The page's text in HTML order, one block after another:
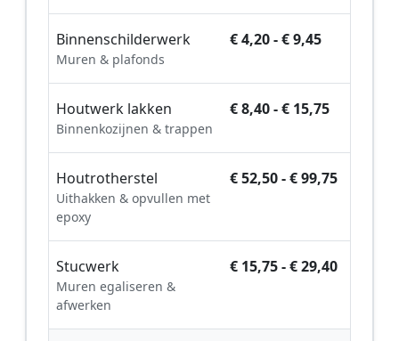
Binnenschilderwerk
Muren & plafonds
€ 4,20 - € 9,45
Houtwerk lakken
Binnenkozijnen & trappen
€ 8,40 - € 15,75
Houtrotherstel
Uithakken & opvullen met
epoxy
€ 52,50 - € 99,75
Stucwerk
Muren egaliseren &
afwerken
€ 15,75 - € 29,40